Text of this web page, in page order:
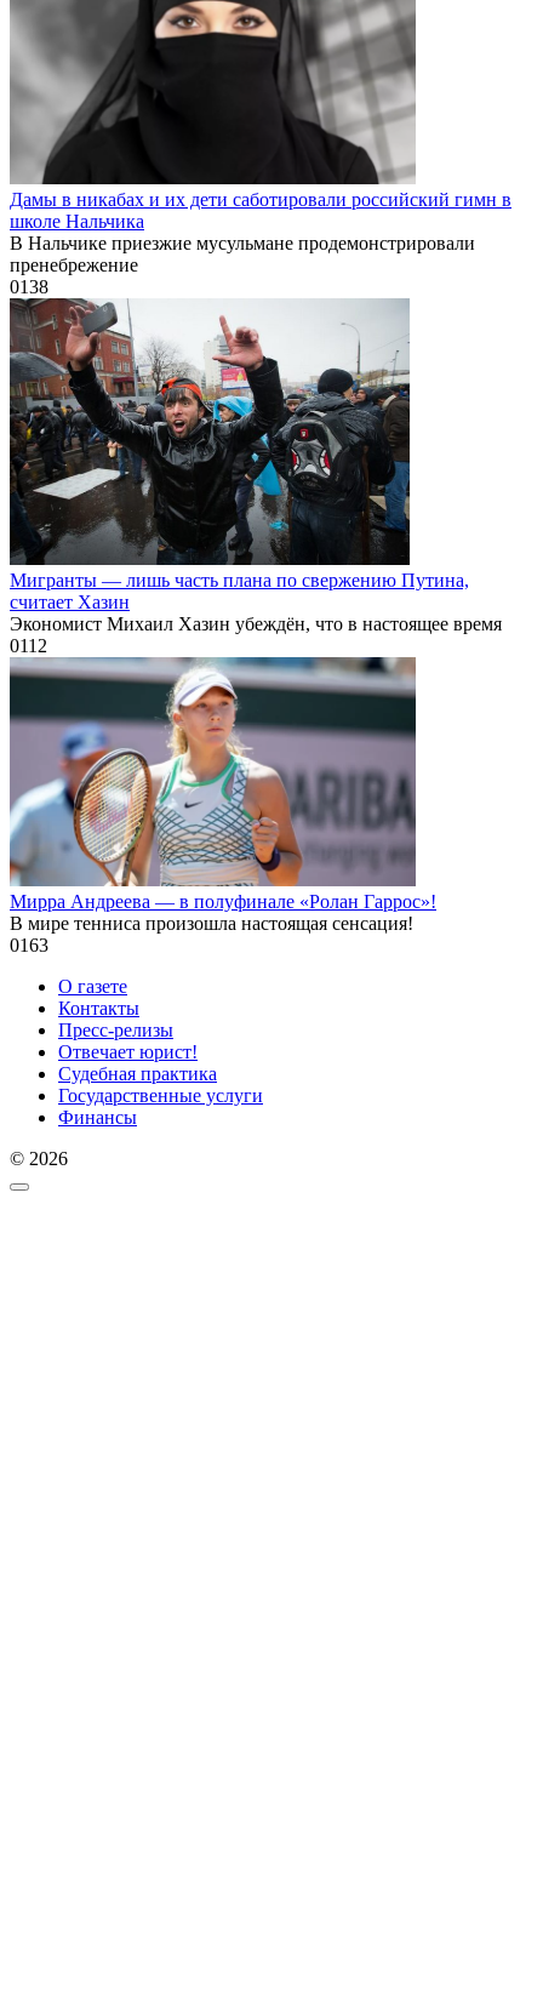
Дамы в никабах и их дети саботировали российский гимн в
школе Нальчика
В Нальчике приезжие мусульмане продемонстрировали
пренебрежение
0138
Мигранты — лишь часть плана по свержению Путина,
считает Хазин
Экономист Михаил Хазин убеждён, что в настоящее время
0112
Мирра Андреева — в полуфинале «Ролан Гаррос»!
В мире тенниса произошла настоящая сенсация!
0163
О газете
Контакты
Пресс-релизы
Отвечает юрист!
Судебная практика
Государственные услуги
Финансы
© 2026